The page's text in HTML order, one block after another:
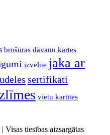
brošūras dāvanu kartes
izvēlne jaka ar
sertifikāti
vietu kartītes
tiesības aizsargātas